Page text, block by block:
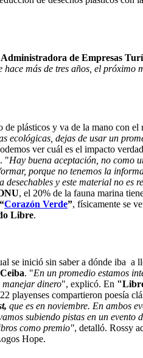
Administradora de Empresas
hace más de tres años, el
plásticos y va de la mano con el
dejas de usar un
ver cuál es el impacto
"Hay buena aceptación, no como
porque no tenemos la
y este material no es
, el 20% de la fauna marina
“Corazón Verde”, físicamente se
Libre.
se inició sin saber a dónde iba
. "En un promedio estamos
manejar dinero", explicó. En
playenses compartieron poesía
que es en noviembre. En ambos
subiendo pistas en un evento
como premio", detalló. Rossy
Hope.